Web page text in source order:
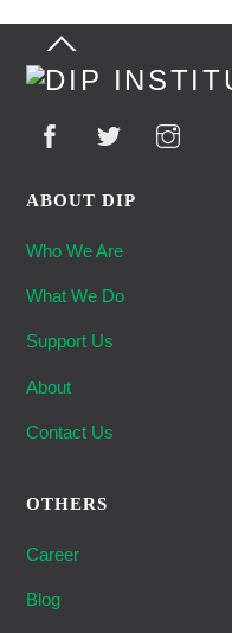
Back
Top
ABOUT DIP
Who We Are
What We Do
Support Us
About
Contact Us
OTHERS
Career
Blog